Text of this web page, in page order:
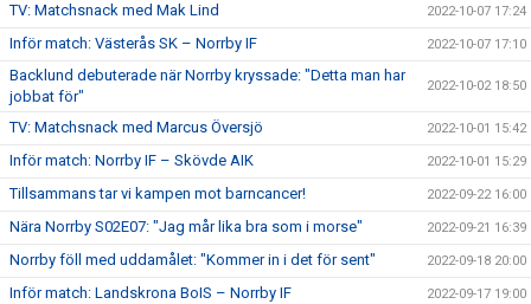
TV: Matchsnack med Mak Lind 2022-10-07 17:24
Inför match: Västerås SK – Norrby IF 2022-10-07 17:10
Backlund debuterade när Norrby kryssade: "Detta man har
jobbat för"
2022-10-02 18:50
TV: Matchsnack med Marcus Översjö 2022-10-01 15:42
Inför match: Norrby IF – Skövde AIK 2022-10-01 15:29
Tillsammans tar vi kampen mot barncancer! 2022-09-22 16:00
Nära Norrby S02E07: "Jag mår lika bra som i morse" 2022-09-21 16:39
Norrby föll med uddamålet: "Kommer in i det för sent" 2022-09-18 20:00
Inför match: Landskrona BoIS – Norrby IF 2022-09-17 19:00